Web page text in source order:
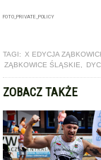
FOTO_PRIVATE_POLICY
TAGI: X EDYCJA
ZĄBKOWICE ŚLĄSKIE
ZOBACZ TAKŻE